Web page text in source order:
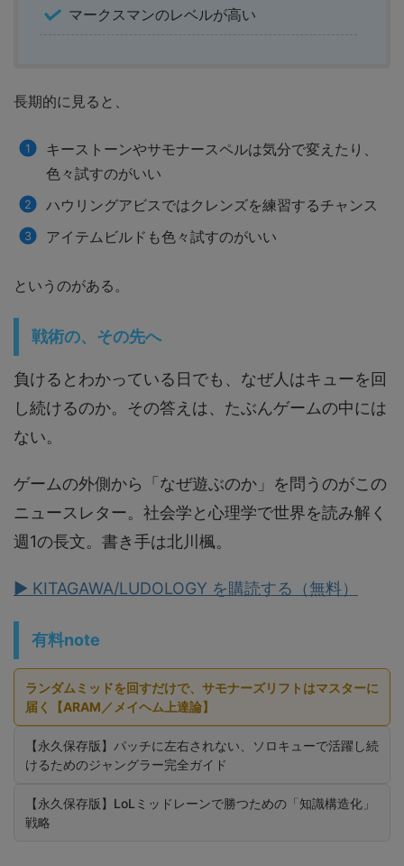
マークスマンのレベルが高い
長期的に見ると、
キーストーンやサモナースペルは気分で変えたり、
色々試すのがいい
ハウリングアビスではクレンズを練習するチャンス
アイテムビルドも色々試すのがいい
というのがある。
戦術の、その先へ
負けるとわかっている日でも、なぜ人はキューを回
し続けるのか。その答えは、たぶんゲームの中には
ない。
ゲームの外側から「なぜ遊ぶのか」を問うのがこの
ニュースレター。社会学と心理学で世界を読み解く
週1の長文。書き手は北川楓。
▶ KITAGAWA/LUDOLOGY を購読する（無料）
有料note
ランダムミッドを回すだけで、サモナーズリフトはマスターに
届く【ARAM／メイヘム上達論】
【永久保存版】パッチに左右されない、ソロキューで活躍し続
けるためのジャングラー完全ガイド
【永久保存版】LoLミッドレーンで勝つための「知識構造化」
戦略